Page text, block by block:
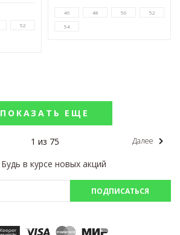
52
46 48 50 52
54
ПОКАЗАТЬ ЕЩЕ
Далее
1 из 75
Будь в курсе новых акций
ПОДПИСАТЬСЯ